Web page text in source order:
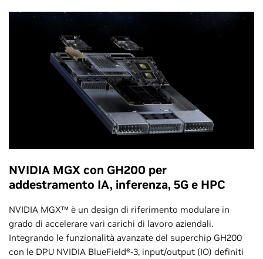
NVIDIA MGX con GH200 per
addestramento IA, inferenza, 5G e HPC
NVIDIA MGX™ è un design di riferimento modulare in
grado di accelerare vari carichi di lavoro aziendali.
Integrando le funzionalità avanzate del superchip GH200
con le DPU NVIDIA BlueField®-3, input/output (IO) definiti